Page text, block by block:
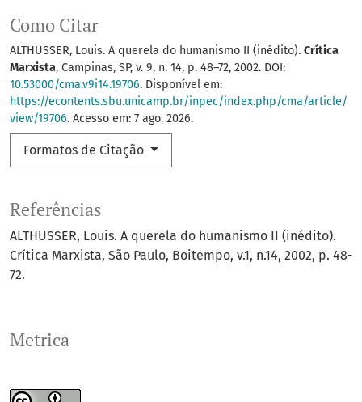
Metrica
Como Citar
ALTHUSSER, Louis. A querela do humanismo II (inédito). Crítica
Marxista, Campinas, SP, v. 9, n. 14, p. 48–72, 2002. DOI:
10.53000/cma.v9i14.19706. Disponível em:
https://econtents.sbu.unicamp.br/inpec/index.php/cma/article/
view/19706. Acesso em: 7 ago. 2026.
Formatos de Citação
Referências
ALTHUSSER, Louis. A querela do humanismo II (inédito).
Crítica Marxista, São Paulo, Boitempo, v.1, n.14, 2002, p. 48-
72.